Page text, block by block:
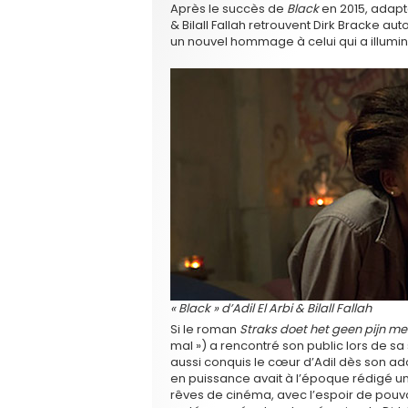
Après le succès de Blacken 2015,
& Bilall Fallah retrouvent Dirk Bracke
un nouvel hommage à celui qui a
« Black » d’Adil El Arbi & Bilall Fallah
Si le roman Straks doet het geen pijn
mal ») a rencontré son public lors de
aussi conquis le cœur d’Adil dès son
en puissance avait à l’époque rédigé
rêves de cinéma, avec l’espoir de